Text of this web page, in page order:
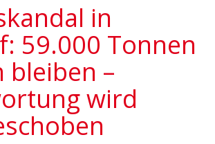
in
59.000 Tonnen
–
wird